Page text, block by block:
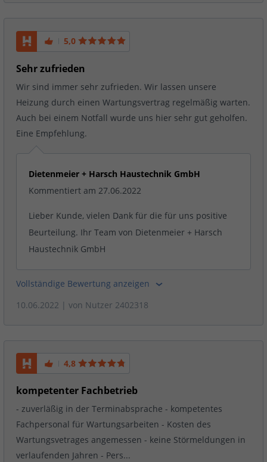
5,0
Sehr zufrieden
Wir sind immer sehr zufrieden. Wir lassen unsere
Heizung durch einen Wartungsvertrag regelmäßig warten.
Auch bei einem Notfall wurde uns hier sehr gut geholfen.
Eine Empfehlung.
Dietenmeier + Harsch Haustechnik GmbH
Kommentiert am 27.06.2022
Lieber Kunde, vielen Dank für die für uns positive
Beurteilung. Ihr Team von Dietenmeier + Harsch
Haustechnik GmbH
Vollständige Bewertung anzeigen
10.06.2022 | von Nutzer 2402318
4,8
kompetenter Fachbetrieb
- zuverläßig in der Terminabsprache - kompetentes
Fachpersonal für Wartungsarbeiten - Kosten des
Wartungsvetrages angemessen - keine Störmeldungen in
verlaufenden Jahren - Pers...